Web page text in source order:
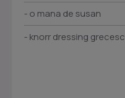
- o mana de susan
- knorr dressing grecesc